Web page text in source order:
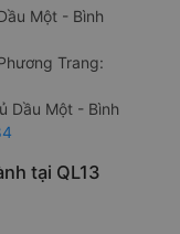
Một - Bình
Trang:
Dầu Một - Bình
tại QL13